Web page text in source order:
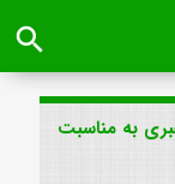
search
به مناسبت